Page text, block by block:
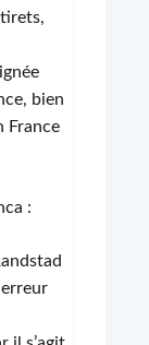
bien
France
: